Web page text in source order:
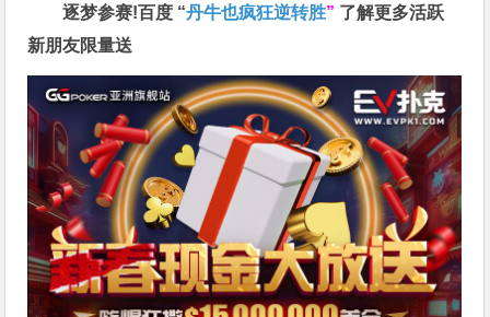
逐梦参赛!百度 “丹牛也疯狂逆转胜” 了解更多活跃
新朋友限量送